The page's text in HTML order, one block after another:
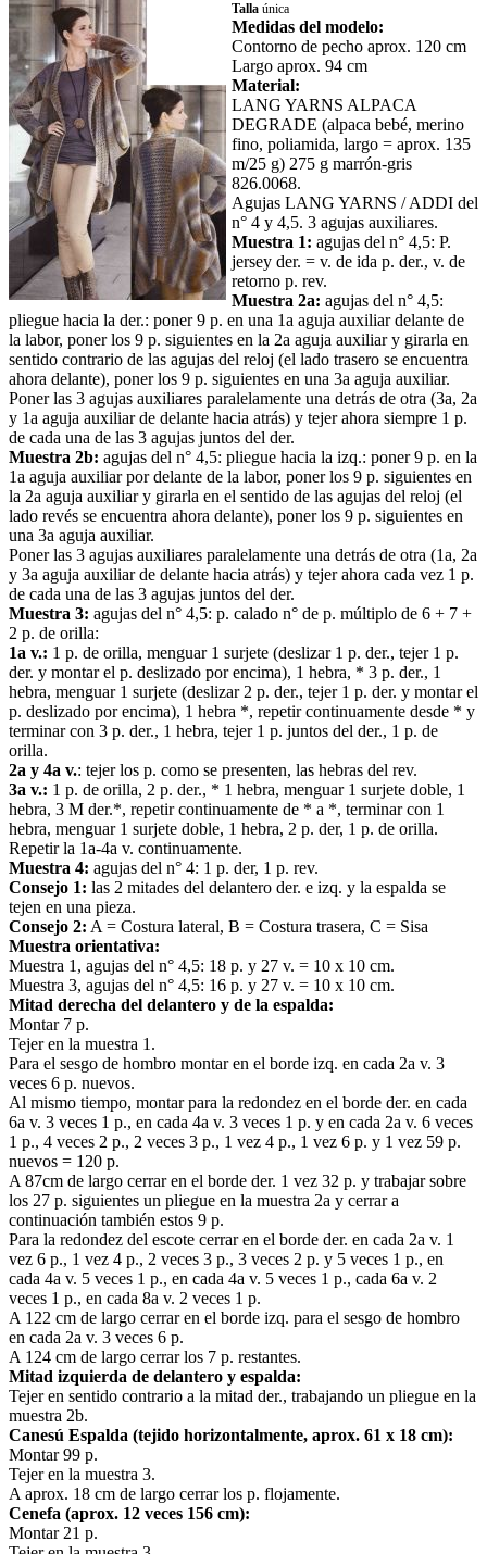
Talla única
Medidas del modelo:
Contorno de pecho aprox. 120 cm
Largo aprox. 94 cm
Material:
LANG YARNS ALPACA
DEGRADE (alpaca bebé, merino
fino, poliamida, largo = aprox. 135
m/25 g) 275 g marrón-gris
826.0068.
Agujas LANG YARNS / ADDI del
n° 4 y 4,5. 3 agujas auxiliares.
Muestra 1: agujas del n° 4,5: P.
jersey der. = v. de ida p. der., v. de
retorno p. rev.
Muestra 2a: agujas del n° 4,5:
pliegue hacia la der.: poner 9 p. en una 1a aguja auxiliar delante de
la labor, poner los 9 p. siguientes en la 2a aguja auxiliar y girarla en
sentido contrario de las agujas del reloj (el lado trasero se encuentra
ahora delante), poner los 9 p. siguientes en una 3a aguja auxiliar.
Poner las 3 agujas auxiliares paralelamente una detrás de otra (3a, 2a
y 1a aguja auxiliar de delante hacia atrás) y tejer ahora siempre 1 p.
de cada una de las 3 agujas juntos del der.
Muestra 2b: agujas del n° 4,5: pliegue hacia la izq.: poner 9 p. en la
1a aguja auxiliar por delante de la labor, poner los 9 p. siguientes en
la 2a aguja auxiliar y girarla en el sentido de las agujas del reloj (el
lado revés se encuentra ahora delante), poner los 9 p. siguientes en
una 3a aguja auxiliar.
Poner las 3 agujas auxiliares paralelamente una detrás de otra (1a, 2a
y 3a aguja auxiliar de delante hacia atrás) y tejer ahora cada vez 1 p.
de cada una de las 3 agujas juntos del der.
Muestra 3: agujas del n° 4,5: p. calado n° de p. múltiplo de 6 + 7 +
2 p. de orilla:
1a v.: 1 p. de orilla, menguar 1 surjete (deslizar 1 p. der., tejer 1 p.
der. y montar el p. deslizado por encima), 1 hebra, * 3 p. der., 1
hebra, menguar 1 surjete (deslizar 2 p. der., tejer 1 p. der. y montar el
p. deslizado por encima), 1 hebra *, repetir continuamente desde * y
terminar con 3 p. der., 1 hebra, tejer 1 p. juntos del der., 1 p. de
orilla.
2a y 4a v.: tejer los p. como se presenten, las hebras del rev.
3a v.: 1 p. de orilla, 2 p. der., * 1 hebra, menguar 1 surjete doble, 1
hebra, 3 M der.*, repetir continuamente de * a *, terminar con 1
hebra, menguar 1 surjete doble, 1 hebra, 2 p. der, 1 p. de orilla.
Repetir la 1a-4a v. continuamente.
Muestra 4: agujas del n° 4: 1 p. der, 1 p. rev.
Consejo 1: las 2 mitades del delantero der. e izq. y la espalda se
tejen en una pieza.
Consejo 2: A = Costura lateral, B = Costura trasera, C = Sisa
Muestra orientativa:
Muestra 1, agujas del n° 4,5: 18 p. y 27 v. = 10 x 10 cm.
Muestra 3, agujas del n° 4,5: 16 p. y 27 v. = 10 x 10 cm.
Mitad derecha del delantero y de la espalda:
Montar 7 p.
Tejer en la muestra 1.
Para el sesgo de hombro montar en el borde izq. en cada 2a v. 3
veces 6 p. nuevos.
Al mismo tiempo, montar para la redondez en el borde der. en cada
6a v. 3 veces 1 p., en cada 4a v. 3 veces 1 p. y en cada 2a v. 6 veces
1 p., 4 veces 2 p., 2 veces 3 p., 1 vez 4 p., 1 vez 6 p. y 1 vez 59 p.
nuevos = 120 p.
A 87cm de largo cerrar en el borde der. 1 vez 32 p. y trabajar sobre
los 27 p. siguientes un pliegue en la muestra 2a y cerrar a
continuación también estos 9 p.
Para la redondez del escote cerrar en el borde der. en cada 2a v. 1
vez 6 p., 1 vez 4 p., 2 veces 3 p., 3 veces 2 p. y 5 veces 1 p., en
cada 4a v. 5 veces 1 p., en cada 4a v. 5 veces 1 p., cada 6a v. 2
veces 1 p., en cada 8a v. 2 veces 1 p.
A 122 cm de largo cerrar en el borde izq. para el sesgo de hombro
en cada 2a v. 3 veces 6 p.
A 124 cm de largo cerrar los 7 p. restantes.
Mitad izquierda de delantero y espalda:
Tejer en sentido contrario a la mitad der., trabajando un pliegue en la
muestra 2b.
Canesú Espalda (tejido horizontalmente, aprox. 61 x 18 cm):
Montar 99 p.
Tejer en la muestra 3.
A aprox. 18 cm de largo cerrar los p. flojamente.
Cenefa (aprox. 12 veces 156 cm):
Montar 21 p.